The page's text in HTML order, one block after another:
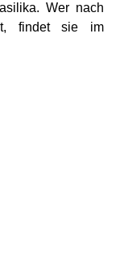
Wer nach
findet sie im